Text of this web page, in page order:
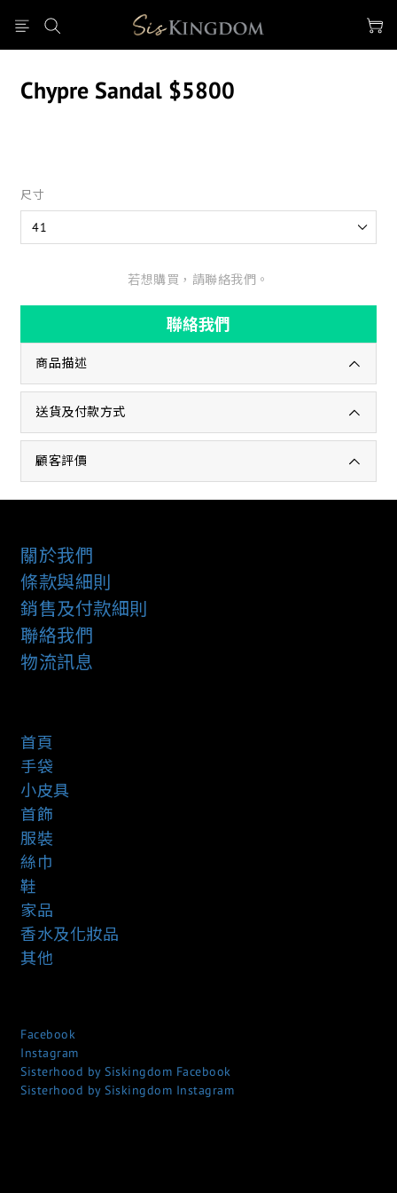
Chypre Sandal $5800
尺寸
若想購買，請聯絡我們。
聯絡我們
商品描述
送貨及付款方式
顧客評價
關於我們
條款與細則
銷售及付款細則
聯絡我們
物流訊息
首頁
手袋
小皮具
首飾
服裝
絲巾
鞋
家品
香水及化妝品
其他
Facebook
Instagram
Sisterhood by Siskingdom Facebook
Sisterhood by Siskingdom Instagram